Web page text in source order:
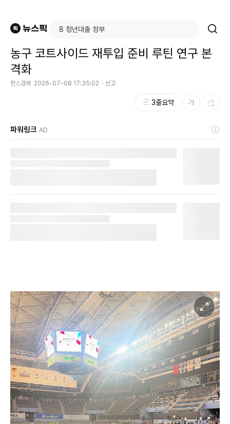
농구 코트사이드 재투입 준비 루틴 연구 본
격화
한스경제 2026-07-08 17:35:02 신고
3줄요약
파워링크 AD